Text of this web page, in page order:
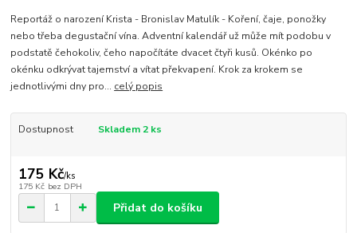
Reportáž o narození Krista - Bronislav Matulík - Koření, čaje, ponožky
nebo třeba degustační vína. Adventní kalendář už může mít podobu v
podstatě čehokoliv, čeho napočítáte dvacet čtyři kusů. Okénko po
okénku odkrývat tajemství a vítat překvapení. Krok za krokem se
jednotlivými dny pro... celý popis
Dostupnost Skladem 2 ks
175 Kč/ks
175 Kč bez DPH
Přidat do košíku